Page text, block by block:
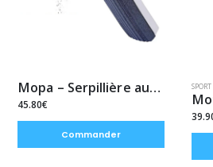
Mopa – Serpillière auto-essorage
45.80€
Commander
SPORT